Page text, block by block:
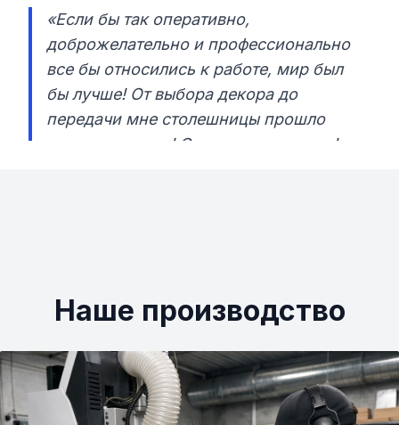
«Если бы так оперативно,
доброжелательно и профессионально
все бы относились к работе, мир был
бы лучше! От выбора декора до
передачи мне столешницы прошло
тридцать минут! Очень рекомендую!»
Наше производство